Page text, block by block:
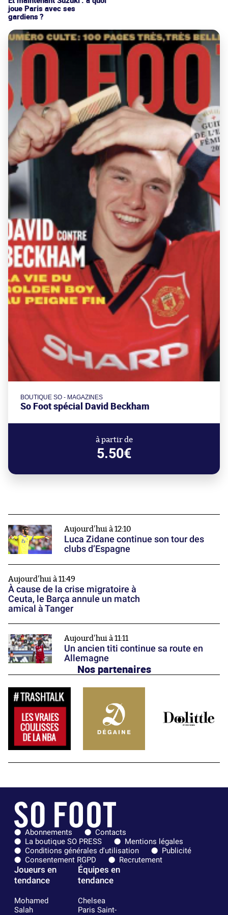
joue Paris avec ses
gardiens ?
BOUTIQUE SO - MAGAZINES
So Foot spécial David Beckham
à partir de
5.50€
Aujourd'hui à 12:10
Luca Zidane continue son tour des
clubs d’Espagne
Aujourd'hui à 11:49
À cause de la crise migratoire à
Ceuta, le Barça annule un match
amical à Tanger
Aujourd'hui à 11:11
Un ancien titi continue sa route en
Allemagne
Nos partenaires
Abonnements
Contacts
La boutique SO PRESS
Mentions légales
Conditions générales d'utilisation
Publicité
Consentement RGPD
Recrutement
Joueurs en
tendance
Mohamed
Salah
Équipes en
tendance
Chelsea
Paris Saint-